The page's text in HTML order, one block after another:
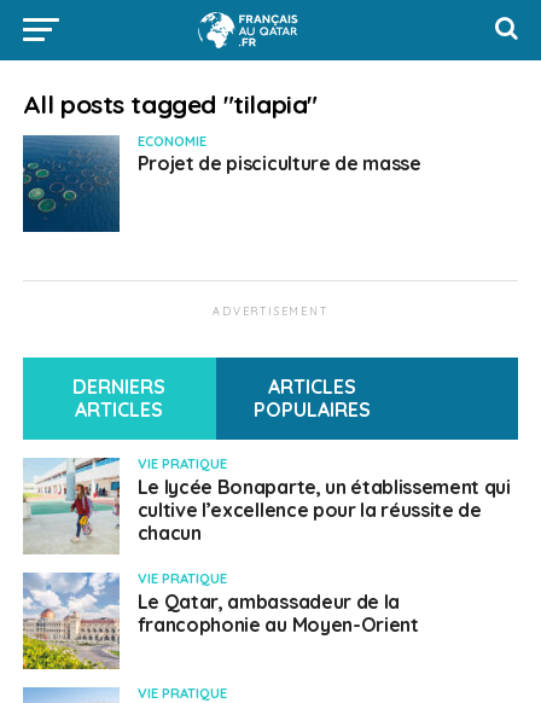
All posts tagged "tilapia"
ECONOMIE
Projet de pisciculture de masse
ADVERTISEMENT
DERNIERS
ARTICLES
ARTICLES
POPULAIRES
VIE PRATIQUE
Le lycée Bonaparte, un établissement qui
cultive l’excellence pour la réussite de
chacun
VIE PRATIQUE
Le Qatar, ambassadeur de la
francophonie au Moyen-Orient
VIE PRATIQUE